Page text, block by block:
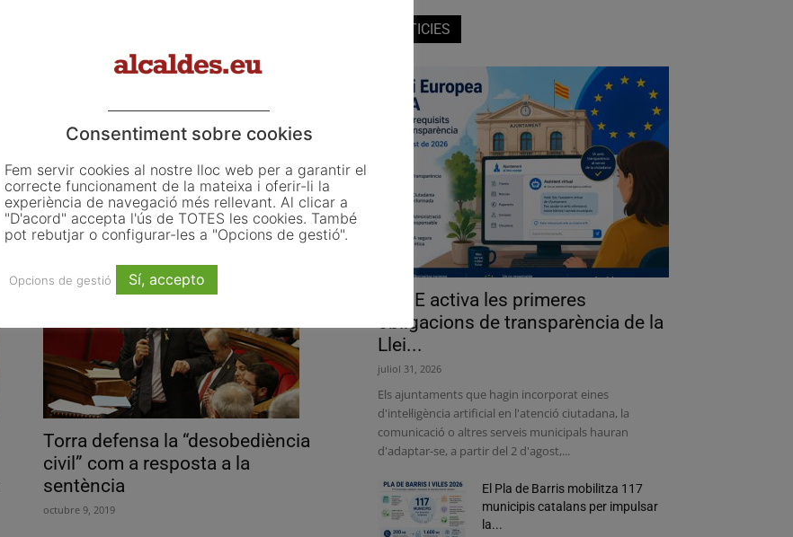
En marxa
octubre 16, 2019
Torra defensa la “desobediència
civil” com a resposta a la
sentència
octubre 9, 2019
NOTICIES
La UE activa les primeres
obligacions de transparència de la
Llei...
juliol 31, 2026
Els ajuntaments que hagin incorporat eines
d'intel·ligència artificial en l'atenció ciutadana, la
comunicació o altres serveis municipals hauran
d'adaptar-se, a partir del 2 d'agost,...
El Pla de Barris mobilitza 117
municipis catalans per impulsar
la...
Consentiment sobre cookies
Fem servir cookies al nostre lloc web per a garantir el
correcte funcionament de la mateixa i oferir-li la
experiència de navegació més rellevant. Al clicar a
"D'acord" accepta l'ús de TOTES les cookies. També
pot rebutjar o configurar-les a "Opcions de gestió".
Opcions de gestió Sí, accepto